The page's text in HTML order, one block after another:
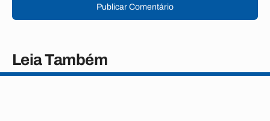
Publicar Comentário
Leia Também